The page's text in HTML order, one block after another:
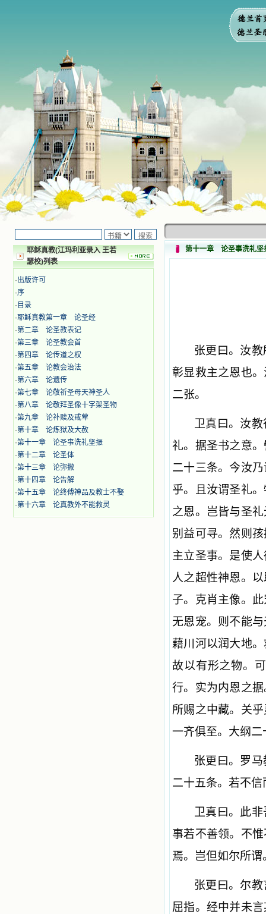
耶稣真教(江玛利亚录入 王若
瑟校)列表
·出版许可
·序
· 目录
·耶稣真教第一章 论圣经
·第二章 论圣教表记
·第三章 论圣教会首
·第四章 论传道之权
·第五章 论教会治法
·第六章 论遗传
·第七章 论敬祈圣母天神圣人
·第八章 论敬拜圣像十字架圣物
·第九章 论补赎及戒荤
·第十章 论炼狱及大赦
·第十一章 论圣事洗礼坚振
·第十二章 论圣体
·第十三章 论弥撒
·第十四章 论告解
·第十五章 论终傅神品及教士不娶
·第十六章 论真教外不能救灵
第十一章 论圣事洗礼坚
张更曰。汝
彰显救主之恩也
二张。
卫真曰。汝
礼。据圣书之意
二十三条。今汝
乎。且汝谓圣礼
之恩。岂皆与圣
别益可寻。然则
主立圣事。是使
人之超性神恩。
子。克肖主像。
无恩宠。则不能
藉川河以润大地
故以有形之物。
行。实为内恩之
所赐之中藏。关
一齐俱至。大纲二
张更曰。罗
二十五条。若不信
卫真曰。此
事若不善领。不
焉。岂但如尔所
张更曰。尔
屈指。经中并未